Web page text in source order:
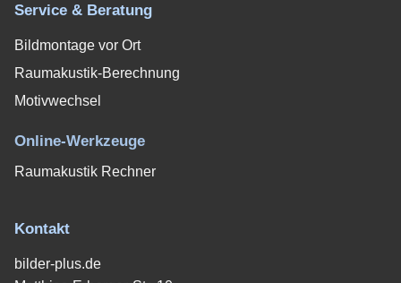
Service & Beratung
Bildmontage vor Ort
Raumakustik-Berechnung
Motivwechsel
Online-Werkzeuge
Raumakustik Rechner
Kontakt
bilder-plus.de